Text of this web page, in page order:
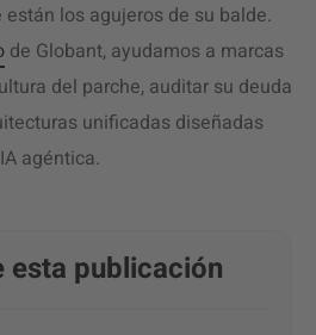
los agujeros de su balde.
de Globant, ayudamos a marcas
del parche, auditar su deuda
unificadas diseñadas
agéntica.
esta publicación